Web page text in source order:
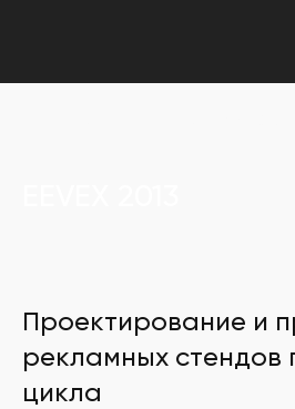
Проектирование и
рекламных стендов
цикла